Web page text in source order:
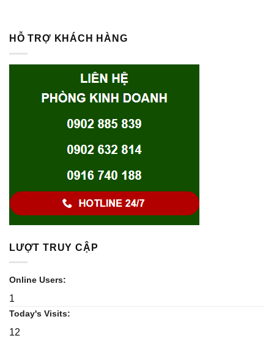
HỖ TRỢ KHÁCH HÀNG
LƯỢT TRUY CẬP
Online Users:
1
Today's Visits:
12